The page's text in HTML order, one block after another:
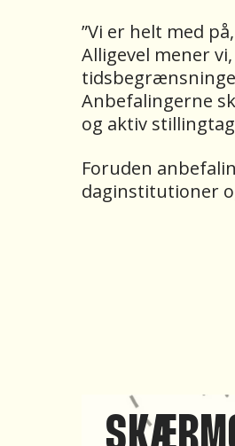
”Vi er helt med
Alligevel mener
Anbefalingerne
og aktiv
Foruden
daginstitutioner